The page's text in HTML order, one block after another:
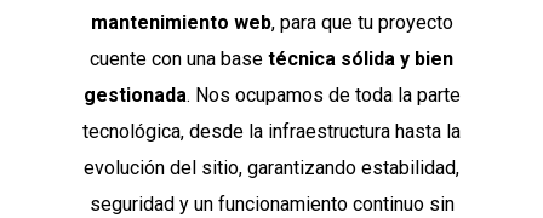
mantenimiento web, para que tu proyecto
cuente con una base técnica sólida y bien
gestionada. Nos ocupamos de toda la parte
tecnológica, desde la infraestructura hasta la
evolución del sitio, garantizando estabilidad,
seguridad y un funcionamiento continuo sin